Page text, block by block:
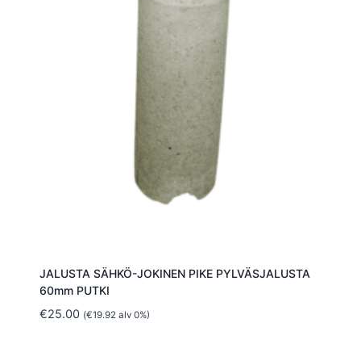
JALUSTA SÄHKÖ-JOKINEN PIKE PYLVÄSJALUSTA
60mm PUTKI
€25.00 (€19.92 alv 0%)